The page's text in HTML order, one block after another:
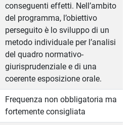
conseguenti effetti. Nell’ambito
del programma, l’obiettivo
perseguito è lo sviluppo di un
metodo individuale per l’analisi
del quadro normativo-
giurisprudenziale e di una
coerente esposizione orale.
Frequenza non obbligatoria ma
fortemente consigliata